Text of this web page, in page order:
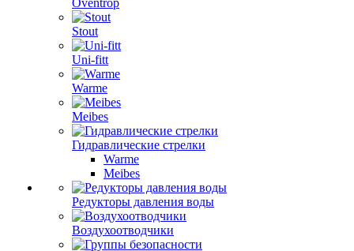
Oventrop
Stout
Uni-fitt
Warme
Meibes
Гидравлические стрелки
Warme
Meibes
Редукторы давления воды
Воздухоотводчики